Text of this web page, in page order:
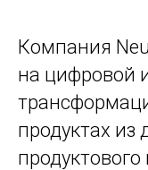
Компания
на цифровой
продуктах из